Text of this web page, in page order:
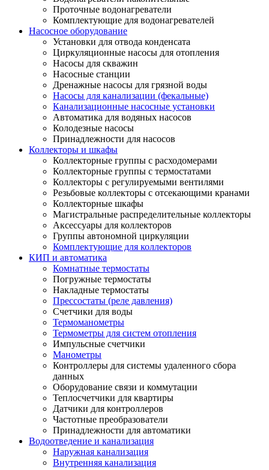
Проточные водонагреватели
Комплектующие для водонагревателей
Насосное оборудование
Установки для отвода конденсата
Циркуляционные насосы для отопления
Насосы для скважин
Насосные станции
Дренажные насосы для грязной воды
Насосы для канализации (фекальные)
Канализационные насосные установки
Автоматика для водяных насосов
Колодезные насосы
Принадлежности для насосов
Коллекторы и шкафы
Коллекторные группы с расходомерами
Коллекторные группы с термостатами
Коллекторы с регулируемыми вентилями
Резьбовые коллекторы с отсекающими кранами
Коллекторные шкафы
Магистральные распределительные коллекторы
Аксессуары для коллекторов
Группы автономной циркуляции
Комплектующие для коллекторов
КИП и автоматика
Комнатные термостаты
Погружные термостаты
Накладные термостаты
Прессостаты (реле давления)
Счетчики для воды
Термоманометры
Термометры для систем отопления
Импульсные счетчики
Манометры
Контроллеры для системы удаленного сбора
данных
Оборудование связи и коммутации
Теплосчетчики для квартиры
Датчики для контроллеров
Частотные преобразователи
Принадлежности для автоматики
Водоотведение и канализация
Наружная канализация
Внутренняя канализация